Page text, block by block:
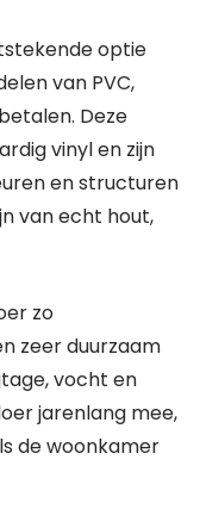
optie
van PVC,
Deze
vinyl en zijn
en structuren
van echt hout,
zo
zeer duurzaam
vocht en
jarenlang mee,
de woonkamer